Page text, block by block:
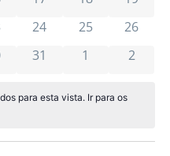
de
0 eventos
24 0 eventos
25 0
26
0 eventos
31 0 eventos
1 0
2
para esta vista. Ir para os